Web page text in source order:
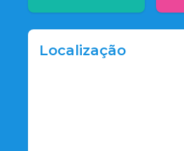
Localização